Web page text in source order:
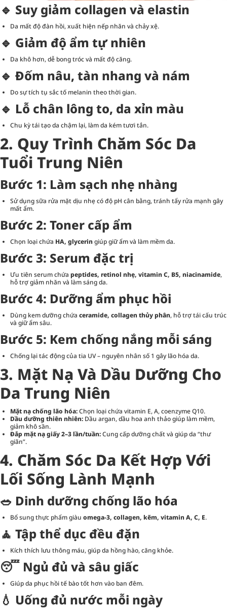
🔹 Suy giảm collagen và elastin
Da mất độ đàn hồi, xuất hiện nếp nhăn và chảy xệ.
🔹 Giảm độ ẩm tự nhiên
Da khô hơn, dễ bong tróc và mất độ căng.
🔹 Đốm nâu, tàn nhang và nám
Do sự tích tụ sắc tố melanin theo thời gian.
🔹 Lỗ chân lông to, da xỉn màu
Chu kỳ tái tạo da chậm lại, làm da kém tươi tắn.
2. Quy Trình Chăm Sóc Da
Tuổi Trung Niên
Bước 1: Làm sạch nhẹ nhàng
Sử dụng sữa rửa mặt dịu nhẹ có độ pH cân bằng, tránh tẩy rửa mạnh gây
mất ẩm.
Bước 2: Toner cấp ẩm
Chọn loại chứa HA, glycerin giúp giữ ẩm và làm mềm da.
Bước 3: Serum đặc trị
Ưu tiên serum chứa peptides, retinol nhẹ, vitamin C, B5, niacinamide,
hỗ trợ giảm nhăn và làm sáng da.
Bước 4: Dưỡng ẩm phục hồi
Dùng kem dưỡng chứa ceramide, collagen thủy phân, hỗ trợ tái cấu trúc
và giữ ẩm sâu.
Bước 5: Kem chống nắng mỗi sáng
Chống lại tác động của tia UV – nguyên nhân số 1 gây lão hóa da.
3. Mặt Nạ Và Dầu Dưỡng Cho
Da Trung Niên
Mặt nạ chống lão hóa:Chọn loại chứa vitamin E, A, coenzyme Q10.
Dầu dưỡng thiên nhiên: Dầu argan, dầu hoa anh thảo giúp làm mềm,
giảm khô sần.
Đắp mặt nạ giấy 2–3 lần/tuần:Cung cấp dưỡng chất và giúp da “thư
giãn”.
4. Chăm Sóc Da Kết Hợp Với
Lối Sống Lành Mạnh
🥗 Dinh dưỡng chống lão hóa
Bổ sung thực phẩm giàu omega-3, collagen, kẽm, vitamin A, C, E.
🧘 Tập thể dục đều đặn
Kích thích lưu thông máu, giúp da hồng hào, căng khỏe.
😴 Ngủ đủ và sâu giấc
Giúp da phục hồi tế bào tốt hơn vào ban đêm.
💧 Uống đủ nước mỗi ngày